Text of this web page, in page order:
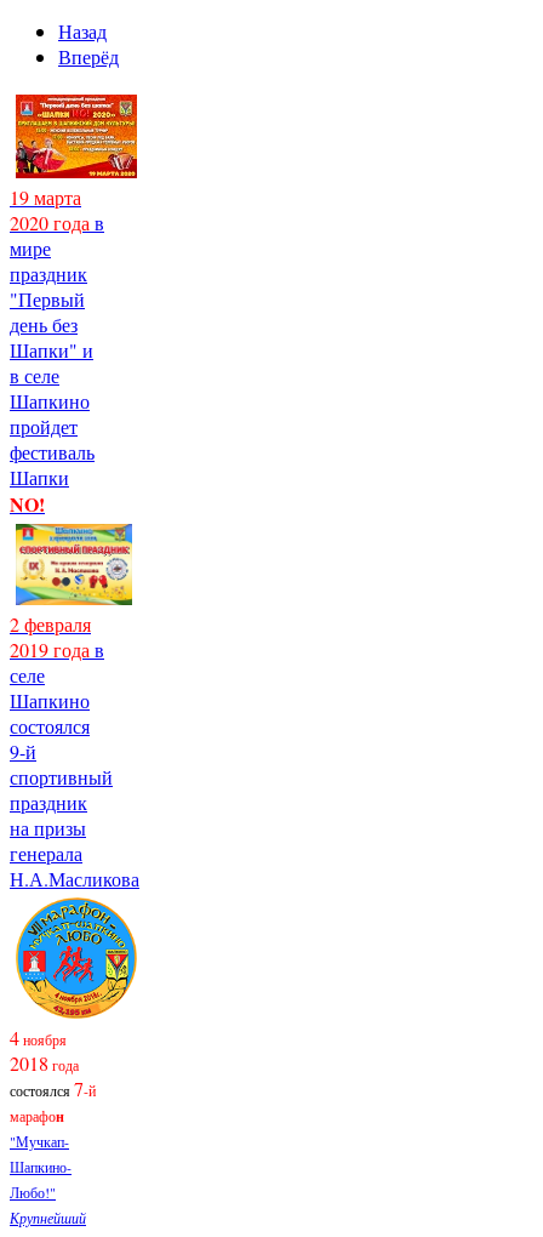
Назад
Вперёд
19 марта
2020 года в
мире
праздник
"Первый
день без
Шапки" и
в селе
Шапкино
пройдет
фестиваль
Шапки
NO!
2 февраля
2019 года в
селе
Шапкино
состоялся
9-й
спортивный
праздник
на призы
генерала
Н.А.Масликова
4ноября
2018 года
состоялся7-й
марафон
"Мучкап-
Шапкино-
Любо!"
Крупнейший